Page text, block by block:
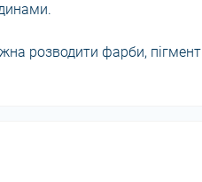
розводити фарби,